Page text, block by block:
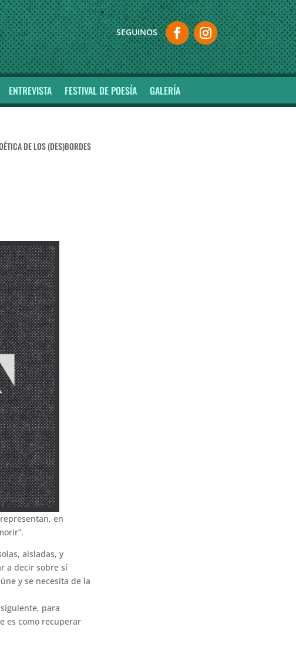
ENTREVISTA FESTIVAL DE POESÍA GALERÍA
DE LOS (DES)BORDES
en
aisladas, y
a decir sobre sí
y se necesita de la
para
es como recuperar